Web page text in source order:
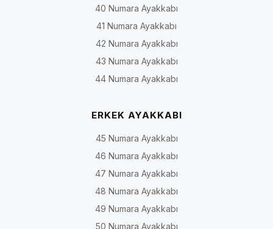
40 Numara Ayakkabı
41 Numara Ayakkabı
42 Numara Ayakkabı
43 Numara Ayakkabı
44 Numara Ayakkabı
ERKEK AYAKKABI
45 Numara Ayakkabı
46 Numara Ayakkabı
47 Numara Ayakkabı
48 Numara Ayakkabı
49 Numara Ayakkabı
50 Numara Ayakkabı